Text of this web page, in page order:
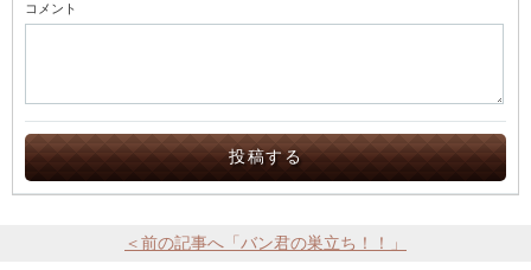
コメント
＜前の記事へ「バン君の巣立ち！！」